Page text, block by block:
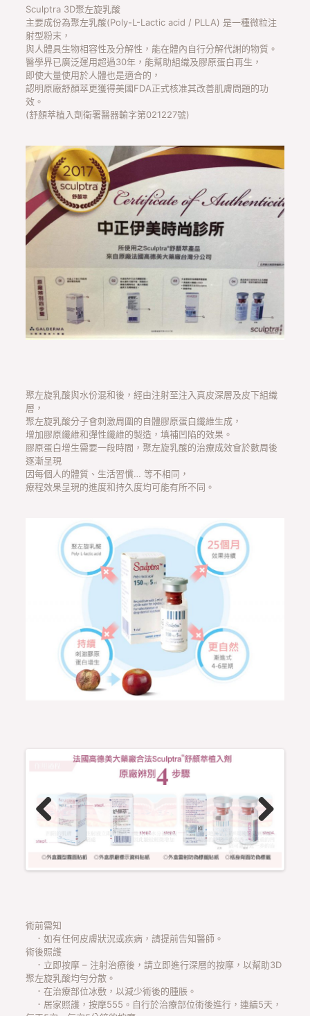
Sculptra 3D聚左旋乳酸
主要成份為聚左乳酸(Poly-L-Lactic acid / PLLA) 是一種微粒注
射型粉末，
與人體具生物相容性及分解性，能在體內自行分解代謝的物質。
醫學界已廣泛運用超過30年，能幫助組織及膠原蛋白再生，
即使大量使用於人體也是適合的，
認明原廠舒顏萃更獲得美國FDA正式核准其改善肌膚問題的功
效。
(舒顏萃植入劑衛署醫器輸字第021227號)
聚左旋乳酸與水份混和後，經由注射至注入真皮深層及皮下組織
層，
聚左旋乳酸分子會刺激周圍的自體膠原蛋白纖維生成，
增加膠原纖維和彈性纖維的製造，填補凹陷的效果。
膠原蛋白增生需要一段時間，聚左旋乳酸的治療成效會於數周後
逐漸呈現
因每個人的體質、生活習慣… 等不相同，
療程效果呈現的進度和持久度均可能有所不同。
Previous
術前需知
．如有任何皮膚狀況或疾病，請提前告知醫師。
術後照護
．立即按摩 – 注射治療後，請立即進行深層的按摩，以幫助3D
聚左旋乳酸均勻分散。
．在治療部位冰敷，以減少術後的腫脹。
．居家照護，按摩555。自行於治療部位術後進行，連續5天，